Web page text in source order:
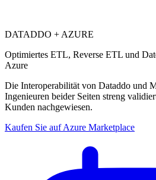
DATADDO + AZURE
Optimiertes ETL, Reverse ETL und
Azure
Die Interoperabilität von Dataddo und
Ingenieuren beider Seiten streng
Kunden nachgewiesen.
Kaufen Sie auf Azure Marketplace